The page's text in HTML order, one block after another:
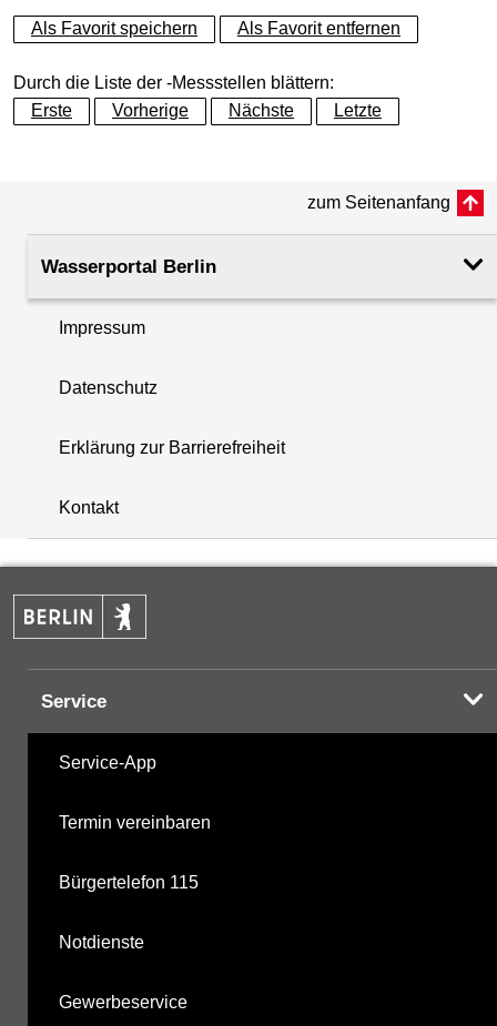
+
−
+
−
Als Favorit speichern Als Favorit entfernen
Durch die Liste der -Messstellen blättern:
Erste
Vorherige Nächste Letzte
zum Seitenanfang
Wasserportal Berlin
Impressum
Datenschutz
Erklärung zur Barrierefreiheit
Kontakt
Service
Service-App
Termin vereinbaren
Bürgertelefon 115
Notdienste
Gewerbeservice